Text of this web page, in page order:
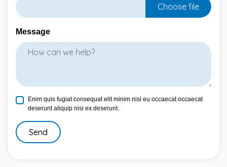
Message
Enim quis fugiat consequat elit minim nisi eu occaecat occaecat
deserunt aliquip nisi ex deserunt.
Send